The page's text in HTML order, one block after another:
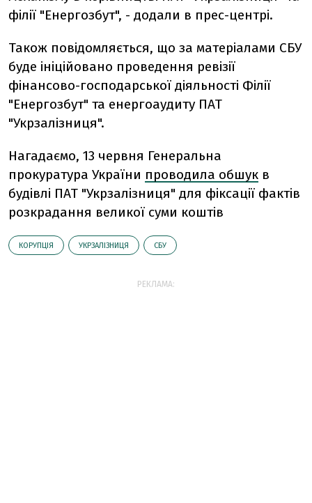
філії "Енергозбут", - додали в прес-центрі.
Також повідомляється, що за матеріалами СБУ
буде ініційовано проведення ревізії
фінансово-господарської діяльності Філії
"Енергозбут" та енергоаудиту ПАТ
"Укрзалізниця".
Нагадаємо, 13 червня Генеральна
прокуратура України проводила обшук в
будівлі ПАТ "Укрзалізниця" для фіксації фактів
розкрадання великої суми коштів
КОРУПЦІЯ УКРЗАЛІЗНИЦЯ СБУ
РЕКЛАМА: